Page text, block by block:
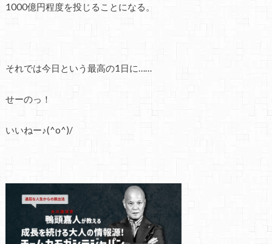
1000億円程度を投じることになる。
それでは今日という最高の1日に……
せーのっ！
いいねー♪(^o^)/